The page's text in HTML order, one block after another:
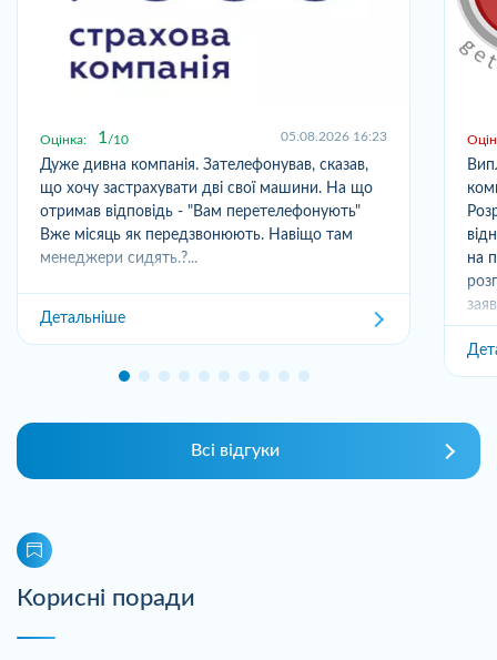
Оцінка: 1 10 05.08.2026 16:23
Дуже дивна компанія. Зателефонував, сказав,
що хочу застрахувати дві свої машини. На що
отримав відповідь - "Вам перетелефонують"
Вже місяць як передзвонюють. Навіщо там
менеджери сидять.?...
Детальніше
на
Всі відгуки
Корисні поради